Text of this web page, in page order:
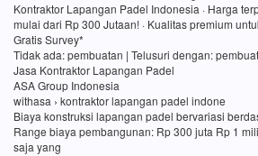
Kontraktor Lapangan Padel Indonesia · Harga
mulai dari Rp 300 Jutaan! · Kualitas premium
Gratis Survey*
Tidak ada: pembuatan ‎| Telusuri dengan:
Jasa Kontraktor Lapangan Padel
ASA Group Indonesia
withasa › kontraktor lapangan padel indone
Biaya konstruksi lapangan padel bervariasi
Range biaya pembangunan: Rp 300 juta Rp 1
saja yang